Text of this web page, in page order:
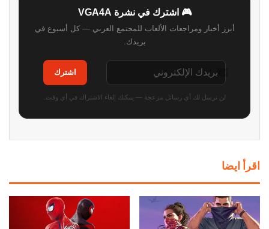
🎮 اشترك في نشرة VGA4A
أبرز أخبار ومراجعات الألعاب للمجتمع العربي — كل أسبوع في
بريدك.
اشترك
لن نرسل لك أي رسائل مزعجة — يمكنك إلغاء الاشتراك في أي وقت.
اقرأ ايضا